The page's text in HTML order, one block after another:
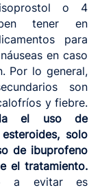
o 4
tener en
para
en caso
Por lo general,
son
y fiebre.
el uso de
solo
de ibuprofeno
a evitar es